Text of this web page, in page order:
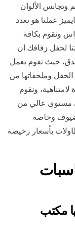
الألوان
عملنا هو تعدد
ونقوم بكافة
لحفل زفافك ان
حيث نقوم بعمل
وملحقاتها من
ونقوم
مستوى عالي من
وخاصة
بأسعار رخيصة
مكتب